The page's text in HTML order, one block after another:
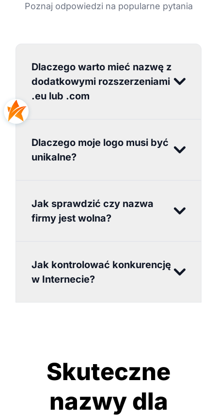
Poznaj odpowiedzi na popularne pytania
Dlaczego warto mieć nazwę z
dodatkowymi rozszerzeniami
.eu lub .com
Dlaczego moje logo musi być
unikalne?
Jak sprawdzić czy nazwa
firmy jest wolna?
Jak kontrolować konkurencję
w Internecie?
Skuteczne
nazwy dla